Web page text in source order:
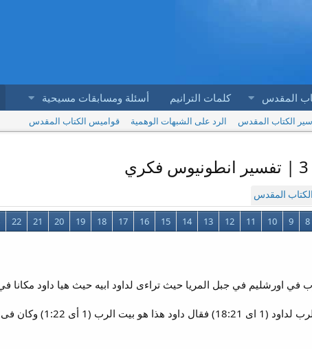
المقدس كلمات الترانيم أسئلة ومسابقات مسيحية
الكتاب المقدس الرد على الشبهات الوهمية
قواميس الكتاب المقدس
الكتاب المقدس
8
9
10
11
12
13
14
15
16
17
18
19
20
21
22
جبل المريا = المكان